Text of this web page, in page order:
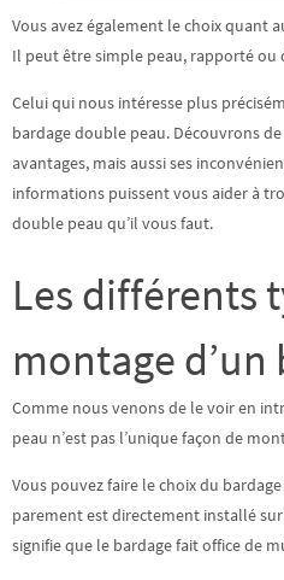
Vous avez également le choix quant
Il peut être simple peau, rapporté ou
Celui qui nous intéresse plus
bardagedouble peau. Découvrons
avantages, mais aussi ses
informations puissent vous aider à
double peau qu’il vous faut.
Les différents
montage d’un
Comme nous venons de le voir en
peau n’est pas l’unique façon de
Vous pouvez faire le choix du
parement est directement installé sur
signifie que le bardage fait office de